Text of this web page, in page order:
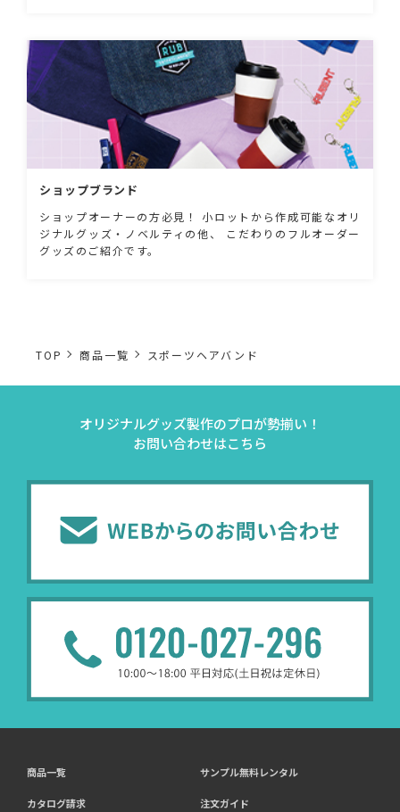
ショップブランド
ショップオーナーの方必見！ 小ロットから作成可能なオリ
ジナルグッズ・ノベルティの他、 こだわりのフルオーダー
グッズのご紹介です。
TOP 商品一覧 スポーツヘアバンド
オリジナルグッズ製作のプロが勢揃い！
お問い合わせはこちら
商品一覧 サンプル無料レンタル
カタログ請求 注文ガイド